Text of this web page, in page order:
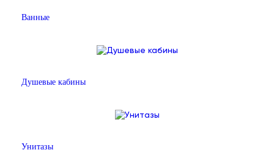
Ванные
Душевые кабины
Унитазы